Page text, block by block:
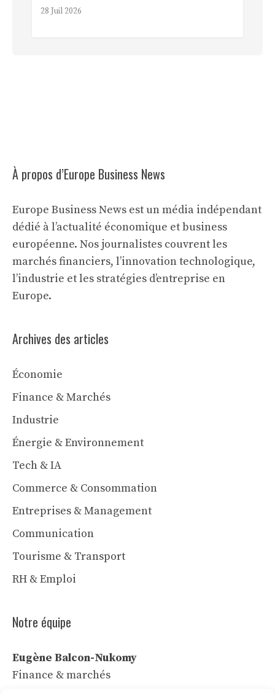
28 Juil 2026
À propos d’Europe Business News
Europe Business News est un média indépendant
dédié à l’actualité économique et business
européenne. Nos journalistes couvrent les
marchés financiers, l’innovation technologique,
l’industrie et les stratégies d’entreprise en
Europe.
Archives des articles
Économie
Finance & Marchés
Industrie
Énergie & Environnement
Tech & IA
Commerce & Consommation
Entreprises & Management
Communication
Tourisme & Transport
RH & Emploi
Notre équipe
Eugène Balcon-Nukomy
Finance & marchés